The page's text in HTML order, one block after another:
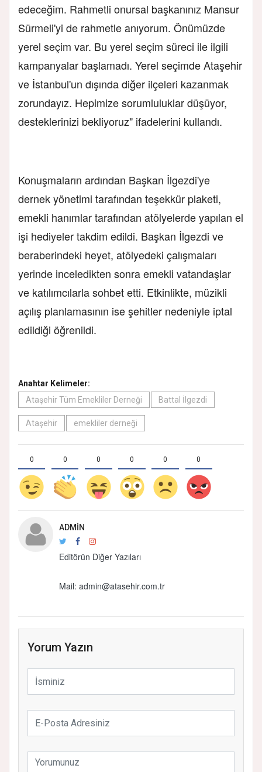
edeceğim. Rahmetli onursal başkanınız Mansur
Sürmeli'yi de rahmetle anıyorum. Önümüzde
yerel seçim var. Bu yerel seçim süreci ile ilgili
kampanyalar başlamadı. Yerel seçimde Ataşehir
ve İstanbul'un dışında diğer ilçeleri kazanmak
zorundayız. Hepimize sorumluluklar düşüyor,
desteklerinizi bekliyoruz" ifadelerini kullandı.
Konuşmaların ardından Başkan İlgezdi'ye
dernek yönetimi tarafından teşekkür plaketi,
emekli hanımlar tarafından atölyelerde yapılan el
işi hediyeler takdim edildi. Başkan İlgezdi ve
beraberindeki heyet, atölyedeki çalışmaları
yerinde inceledikten sonra emekli vatandaşlar
ve katılımcılarla sohbet etti. Etkinlikte, müzikli
açılış planlamasının ise şehitler nedeniyle iptal
edildiği öğrenildi.
Anahtar Kelimeler:
Ataşehir Tüm Emekliler Derneği
Battal İlgezdi
Ataşehir emekliler derneği
0 0 0 0 0 0
ADMIN
Editörün Diğer Yazıları
Mail: admin@atasehir.com.tr
Yorum Yazın